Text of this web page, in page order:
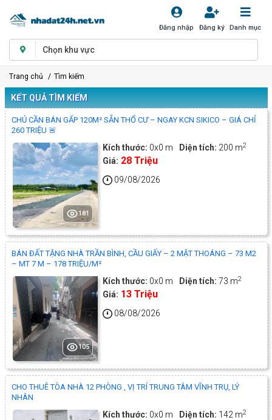
Chọn khu vực
Đăng nhập Đăng ký Danh mục
Trang chủ Tìm kiếm
KẾT QUẢ TÌM KIẾM
CHỦ CẦN BÁN GẤP 120M² SẴN THỔ CƯ – NGAY KCN SIKICO – GIÁ CHỈ
260 TRIỆU 🚨
181
Kích thước: 0x0 m Diện tích: 200 m2
Giá: 28 Triệu
09/08/2026
BÁN ĐẤT TẶNG NHÀ TRẦN BÌNH, CẦU GIẤY – 2 MẶT THOÁNG – 73 M2
– MT 7 M – 178 TRIỆU/M²
105
Kích thước: 0x0 m Diện tích: 73 m2
Giá: 13 Triệu
08/08/2026
CHO THUÊ TÒA NHÀ 12 PHÒNG , VỊ TRÍ TRUNG TÂM VĨNH TRỤ, LÝ
NHÂN
Kích thước: 0x0 m Diện tích: 142 m2